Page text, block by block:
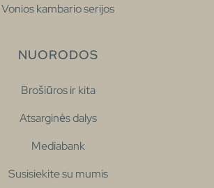
Vonios kambario serijos
NUORODOS
Brošiūros ir kita
Atsarginės dalys
Mediabank
Susisiekite su mumis